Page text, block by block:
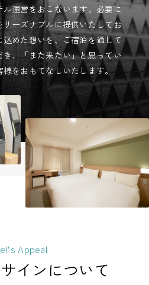
運営をおこないます。必要に
ーズナブルに提供いたしてお
めた想いを、ご宿泊を通して
、「また来たい」と思ってい
をおもてなしいたします。
Appeal
インについて